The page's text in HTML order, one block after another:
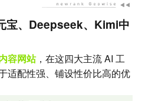
宝、Deepseek、Kimi中
容网站，在这四大主流 AI 工
适配性强、铺设性价比高的优